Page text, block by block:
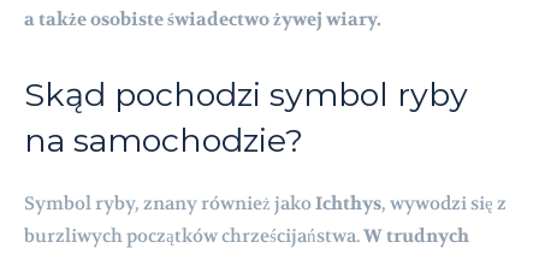
a także osobiste świadectwo żywej wiary.
Skąd pochodzi symbol ryby
na samochodzie?
Symbol ryby, znany również jakoIchthys, wywodzi się z
burzliwych początków chrześcijaństwa.W trudnych